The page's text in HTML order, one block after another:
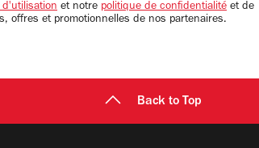
et notre politique de confidentialité et de
offres et promotionnelles de nos partenaires.
Back to Top